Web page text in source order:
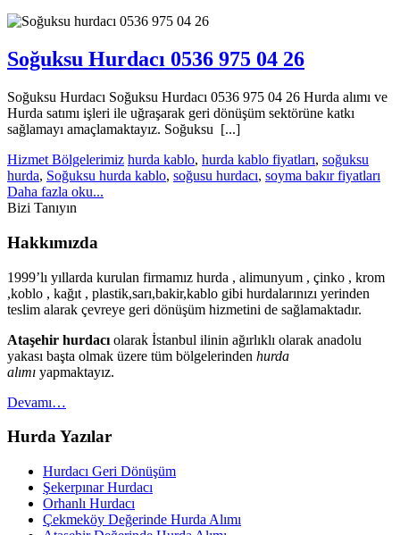
Soğuksu Hurdacı 0536 975 04 26
Soğuksu Hurdacı Soğuksu Hurdacı 0536 975 04 26 Hurda alımı ve
Hurda satımı işleri ile uğraşarak geri dönüşüm sektörüne katkı
sağlamayı amaçlamaktayız. Soğuksu [...]
Hizmet Bölgelerimiz hurda kablo, hurda kablo fiyatları, soğuksu
hurda, Soğuksu hurda kablo, soğusu hurdacı, soyma bakır fiyatları
Daha fazla oku...
Bizi Tanıyın
Hakkımızda
1999’lı yıllarda kurulan firmamız hurda , alimunyum , çinko , krom
,koblo , kağıt , plastik,sarı,bakir,kablo gibi hurdalarınızı yerinden
teslim alarak çevreye geri dönüşüm hizmetini de sağlamaktadır.
Ataşehir hurdacı olarak İstanbul ilinin ağırlıklı olarak anadolu
yakası başta olmak üzere tüm bölgelerinden hurda
alımı yapmaktayız.
Devamı…
Hurda Yazılar
Hurdacı Geri Dönüşüm
Şekerpınar Hurdacı
Orhanlı Hurdacı
Çekmeköy Değerinde Hurda Alımı